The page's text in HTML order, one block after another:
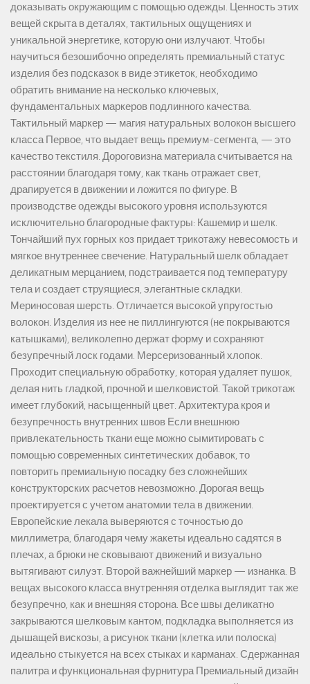
доказывать окружающим с помощью одежды. Ценность этих
вещей скрыта в деталях, тактильных ощущениях и
уникальной энергетике, которую они излучают. Чтобы
научиться безошибочно определять премиальный статус
изделия без подсказок в виде этикеток, необходимо
обратить внимание на несколько ключевых,
фундаментальных маркеров подлинного качества.
Тактильный маркер — магия натуральных волокон высшего
класса Первое, что выдает вещь премиум-сегмента, — это
качество текстиля. Дороговизна материала считывается на
расстоянии благодаря тому, как ткань отражает свет,
драпируется в движении и ложится по фигуре. В
производстве одежды высокого уровня используются
исключительно благородные фактуры: Кашемир и шелк.
Тончайший пух горных коз придает трикотажу невесомость и
мягкое внутреннее свечение. Натуральный шелк обладает
деликатным мерцанием, подстраивается под температуру
тела и создает струящиеся, элегантные складки.
Мериносовая шерсть. Отличается высокой упругостью
волокон. Изделия из нее не пиллингуются (не покрываются
катышками), великолепно держат форму и сохраняют
безупречный лоск годами. Мерсеризованный хлопок.
Проходит специальную обработку, которая удаляет пушок,
делая нить гладкой, прочной и шелковистой. Такой трикотаж
имеет глубокий, насыщенный цвет. Архитектура кроя и
безупречность внутренних швов Если внешнюю
привлекательность ткани еще можно сымитировать с
помощью современных синтетических добавок, то
повторить премиальную посадку без сложнейших
конструкторских расчетов невозможно. Дорогая вещь
проектируется с учетом анатомии тела в движении.
Европейские лекала выверяются с точностью до
миллиметра, благодаря чему жакеты идеально садятся в
плечах, а брюки не сковывают движений и визуально
вытягивают силуэт. Второй важнейший маркер — изнанка. В
вещах высокого класса внутренняя отделка выглядит так же
безупречно, как и внешняя сторона. Все швы деликатно
закрываются шелковым кантом, подкладка выполняется из
дышащей вискозы, а рисунок ткани (клетка или полоска)
идеально стыкуется на всех стыках и карманах. Сдержанная
палитра и функциональная фурнитура Премиальный дизайн